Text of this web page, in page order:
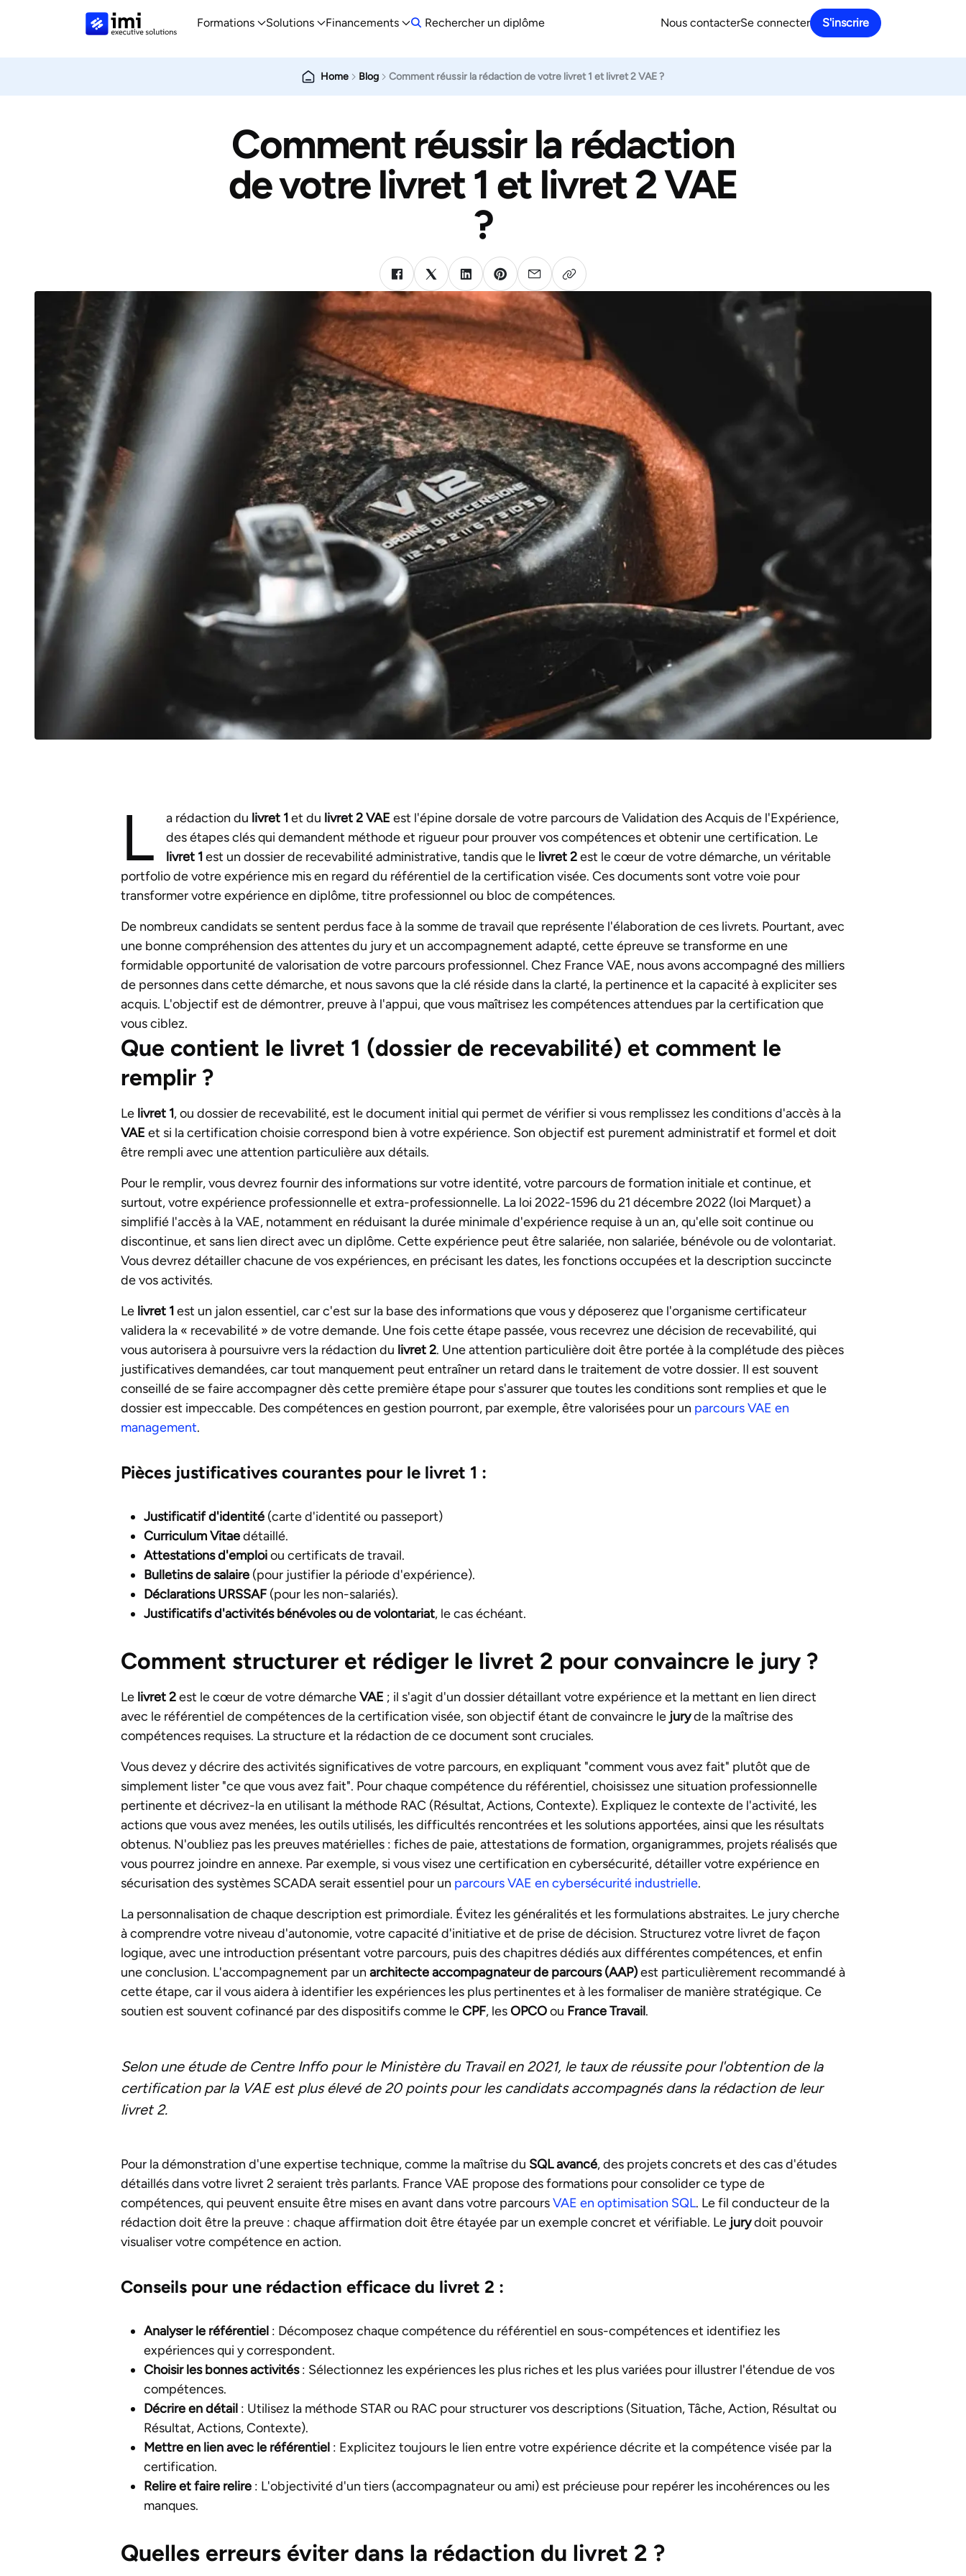
Formations Solutions Financements Rechercher un diplôme Nous contacterSe connecter S'inscrire
Home Blog Comment réussir la rédaction de votre livret 1 et livret 2 VAE ?
Comment réussir la rédaction
de votre livret 1 et livret 2 VAE
?
L a rédaction du livret 1et du livret 2 VAE est l'épine dorsale de votre parcours de Validation des Acquis de l'Expérience,
des étapes clés qui demandent méthode et rigueur pour prouver vos compétences et obtenir une certification. Le
livret 1est un dossier de recevabilité administrative, tandis que le livret 2est le cœur de votre démarche, un véritable
portfolio de votre expérience mis en regard du référentiel de la certification visée. Ces documents sont votre voie pour
transformer votre expérience en diplôme, titre professionnel ou bloc de compétences.
De nombreux candidats se sentent perdus face à la somme de travail que représente l'élaboration de ces livrets. Pourtant, avec
une bonne compréhension des attentes du jury et un accompagnement adapté, cette épreuve se transforme en une
formidable opportunité de valorisation de votre parcours professionnel. Chez France VAE, nous avons accompagné des milliers
de personnes dans cette démarche, et nous savons que la clé réside dans la clarté, la pertinence et la capacité à expliciter ses
acquis. L'objectif est de démontrer, preuve à l'appui, que vous maîtrisez les compétences attendues par la certification que
vous ciblez.
Que contient le livret 1 (dossier de recevabilité) et comment le
remplir ?
Le livret 1, ou dossier de recevabilité, est le document initial qui permet de vérifier si vous remplissez les conditions d'accès à la
VAE et si la certification choisie correspond bien à votre expérience. Son objectif est purement administratif et formel et doit
être rempli avec une attention particulière aux détails.
Pour le remplir, vous devrez fournir des informations sur votre identité, votre parcours de formation initiale et continue, et
surtout, votre expérience professionnelle et extra-professionnelle. La loi 2022-1596 du 21 décembre 2022 (loi Marquet) a
simplifié l'accès à la VAE, notamment en réduisant la durée minimale d'expérience requise à un an, qu'elle soit continue ou
discontinue, et sans lien direct avec un diplôme. Cette expérience peut être salariée, non salariée, bénévole ou de volontariat.
Vous devrez détailler chacune de vos expériences, en précisant les dates, les fonctions occupées et la description succincte
de vos activités.
Le livret 1est un jalon essentiel, car c'est sur la base des informations que vous y déposerez que l'organisme certificateur
validera la « recevabilité » de votre demande. Une fois cette étape passée, vous recevrez une décision de recevabilité, qui
vous autorisera à poursuivre vers la rédaction du livret 2. Une attention particulière doit être portée à la complétude des pièces
justificatives demandées, car tout manquement peut entraîner un retard dans le traitement de votre dossier. Il est souvent
conseillé de se faire accompagner dès cette première étape pour s'assurer que toutes les conditions sont remplies et que le
dossier est impeccable. Des compétences en gestion pourront, par exemple, être valorisées pour un parcours VAE en
management.
Pièces justificatives courantes pour le livret 1 :
Justificatif d'identité (carte d'identité ou passeport)
Curriculum Vitaedétaillé.
Attestations d'emploiou certificats de travail.
Bulletins de salaire (pour justifier la période d'expérience).
Déclarations URSSAF (pour les non-salariés).
Justificatifs d'activités bénévoles ou de volontariat, le cas échéant.
Comment structurer et rédiger le livret 2 pour convaincre le jury ?
Le livret 2est le cœur de votre démarcheVAE ; il s'agit d'un dossier détaillant votre expérience et la mettant en lien direct
avec le référentiel de compétences de la certification visée, son objectif étant de convaincre le juryde la maîtrise des
compétences requises. La structure et la rédaction de ce document sont cruciales.
Vous devez y décrire des activités significatives de votre parcours, en expliquant "comment vous avez fait" plutôt que de
simplement lister "ce que vous avez fait". Pour chaque compétence du référentiel, choisissez une situation professionnelle
pertinente et décrivez-la en utilisant la méthode RAC (Résultat, Actions, Contexte). Expliquez le contexte de l'activité, les
actions que vous avez menées, les outils utilisés, les difficultés rencontrées et les solutions apportées, ainsi que les résultats
obtenus. N'oubliez pas les preuves matérielles : fiches de paie, attestations de formation, organigrammes, projets réalisés que
vous pourrez joindre en annexe. Par exemple, si vous visez une certification en cybersécurité, détailler votre expérience en
sécurisation des systèmes SCADA serait essentiel pour un parcours VAE en cybersécurité industrielle.
La personnalisation de chaque description est primordiale. Évitez les généralités et les formulations abstraites. Le jury cherche
à comprendre votre niveau d'autonomie, votre capacité d'initiative et de prise de décision. Structurez votre livret de façon
logique, avec une introduction présentant votre parcours, puis des chapitres dédiés aux différentes compétences, et enfin
une conclusion. L'accompagnement par un architecte accompagnateur de parcours (AAP)est particulièrement recommandé à
cette étape, car il vous aidera à identifier les expériences les plus pertinentes et à les formaliser de manière stratégique. Ce
soutien est souvent cofinancé par des dispositifs comme leCPF, lesOPCOou France Travail.
Selon une étude de Centre Inffo pour le Ministère du Travail en 2021, le taux de réussite pour l'obtention de la
certification par la VAE est plus élevé de 20 points pour les candidats accompagnés dans la rédaction de leur
livret 2.
Pour la démonstration d'une expertise technique, comme la maîtrise du SQL avancé, des projets concrets et des cas d'études
détaillés dans votre livret 2 seraient très parlants. France VAE propose des formations pour consolider ce type de
compétences, qui peuvent ensuite être mises en avant dans votre parcoursVAE en optimisation SQL. Le fil conducteur de la
rédaction doit être la preuve : chaque affirmation doit être étayée par un exemple concret et vérifiable. Le jurydoit pouvoir
visualiser votre compétence en action.
Conseils pour une rédaction efficace du livret 2 :
Analyser le référentiel : Décomposez chaque compétence du référentiel en sous-compétences et identifiez les
expériences qui y correspondent.
Choisir les bonnes activités: Sélectionnez les expériences les plus riches et les plus variées pour illustrer l'étendue de vos
compétences.
Décrire en détail : Utilisez la méthode STAR ou RAC pour structurer vos descriptions (Situation, Tâche, Action, Résultat ou
Résultat, Actions, Contexte).
Mettre en lien avec le référentiel : Explicitez toujours le lien entre votre expérience décrite et la compétence visée par la
certification.
Relire et faire relire : L'objectivité d'un tiers (accompagnateur ou ami) est précieuse pour repérer les incohérences ou les
manques.
Quelles erreurs éviter dans la rédaction du livret 2 ?